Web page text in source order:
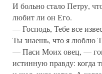
И больно стало Петру,
любит ли он Его.
— Господь, Тебе все
Ты знаешь, что я люблю
— Паси Моих овец, —
истинную правду: когда